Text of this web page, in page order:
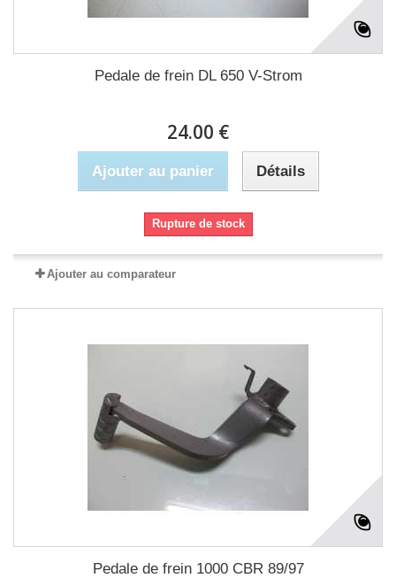
Pedale de frein DL 650 V-Strom
24.00 €
Ajouter au panier Détails
Rupture de stock
Ajouter au comparateur
Pedale de frein 1000 CBR 89/97